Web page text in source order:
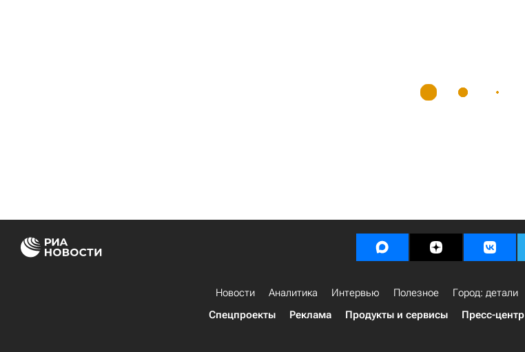
Новости Аналитика Интервью Полезное Город: детали
Спецпроекты
Реклама Продукты и сервисы Пресс-центр